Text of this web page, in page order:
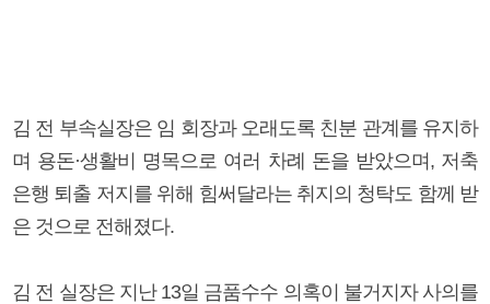
김 전 부속실장은 임 회장과 오래도록 친분 관계를 유지하
며 용돈·생활비 명목으로 여러 차례 돈을 받았으며, 저축
은행 퇴출 저지를 위해 힘써달라는 취지의 청탁도 함께 받
은 것으로 전해졌다.
김 전 실장은 지난 13일 금품수수 의혹이 불거지자 사의를